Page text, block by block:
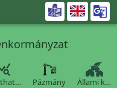

Pázmány Állami k…